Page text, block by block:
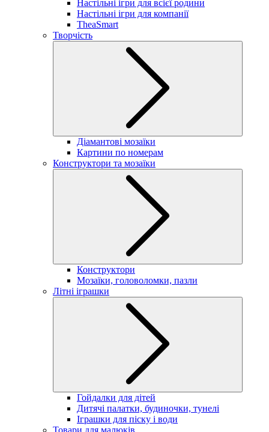
Настільні ігри для всієї родини
Настільні ігри для компанії
TheaSmart
Творчість
Діамантові мозаїки
Картини по номерам
Конструктори та мозаїки
Конструктори
Мозаїки, головоломки, пазли
Літні іграшки
Гойдалки для дітей
Дитячі палатки, будиночки, тунелі
Іграшки для піску і води
Товари для малюків